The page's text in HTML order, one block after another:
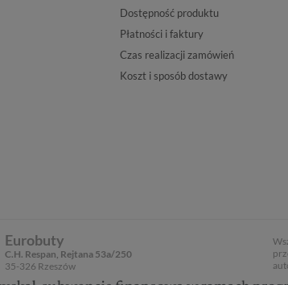
Dostępność produktu
Płatności i faktury
Czas realizacji zamówień
Koszt i sposób dostawy
Eurobuty
C.H. Respan, Rejtana 53a/250
35-326 Rzeszów